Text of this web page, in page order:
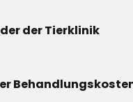
der Tierklinik